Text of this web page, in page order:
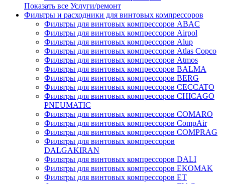
Показать все Услуги/ремонт
Фильтры и расходники для винтовых компрессоров
Фильтры для винтовых компрессоров ABAC
Фильтры для винтовых компрессоров Airpol
Фильтры для винтовых компрессоров Alup
Фильтры для винтовых компрессоров Atlas Copco
Фильтры для винтовых компрессоров Atmos
Фильтры для винтовых компрессоров BALMA
Фильтры для винтовых компрессоров BERG
Фильтры для винтовых компрессоров CECCATO
Фильтры для винтовых компрессоров CHICAGO
PNEUMATIC
Фильтры для винтовых компрессоров COMARO
Фильтры для винтовых компрессоров CompAir
Фильтры для винтовых компрессоров COMPRAG
Фильтры для винтовых компрессоров
DALGAKIRAN
Фильтры для винтовых компрессоров DALI
Фильтры для винтовых компрессоров EKOMAK
Фильтры для винтовых компрессоров ET